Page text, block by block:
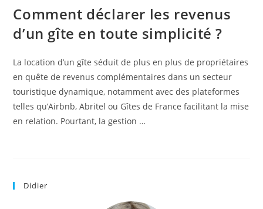
Comment déclarer les revenus
d’un gîte en toute simplicité ?
La location d’un gîte séduit de plus en plus de propriétaires
en quête de revenus complémentaires dans un secteur
touristique dynamique, notamment avec des plateformes
telles qu’Airbnb, Abritel ou Gîtes de France facilitant la mise
en relation. Pourtant, la gestion …
Didier